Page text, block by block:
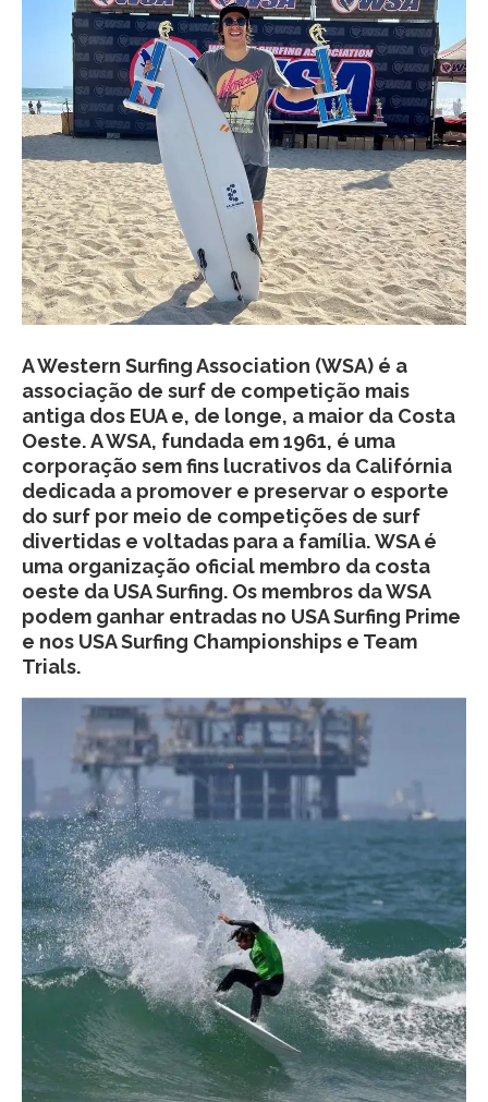
A Western Surfing Association (WSA) é a
associação de surf de competição mais
antiga dos EUA e, de longe, a maior da Costa
Oeste. A WSA, fundada em 1961, é uma
corporação sem fins lucrativos da Califórnia
dedicada a promover e preservar o esporte
do surf por meio de competições de surf
divertidas e voltadas para a família. WSA é
uma organização oficial membro da costa
oeste da USA Surfing. Os membros da WSA
podem ganhar entradas no USA Surfing Prime
e nos USA Surfing Championships e Team
Trials.